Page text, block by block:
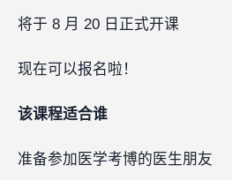
将于 8 月 20 日正式开课
现在可以报名啦！
该课程适合谁
准备参加医学考博的医生朋友